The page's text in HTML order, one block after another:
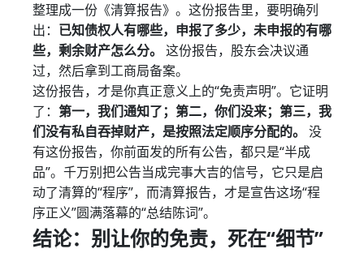
整理成一份《清算报告》。这份报告里，要明确列
出： 已知债权人有哪些，申报了多少，未申报的有哪
些，剩余财产怎么分。 这份报告，股东会决议通
过，然后拿到工商局备案。
这份报告，才是你真正意义上的“免责声明”。它证明
了： 第一，我们通知了；第二，你们没来；第三，我
们没有私自吞掉财产，是按照法定顺序分配的。 没
有这份报告，你前面发的所有公告，都只是“半成
品”。千万别把公告当成完事大吉的信号，它只是启
动了清算的“程序”，而清算报告，才是宣告这场“程
序正义”圆满落幕的“总结陈词”。
结论：别让你的免责，死在“细节”